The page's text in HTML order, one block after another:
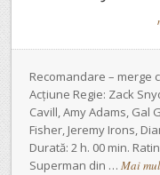
Recomandare – merge
Acțiune Regie: Zack
Cavill, Amy Adams, Gal
Fisher, Jeremy Irons,
Durată: 2 h. 00 min.
Superman din … Mai